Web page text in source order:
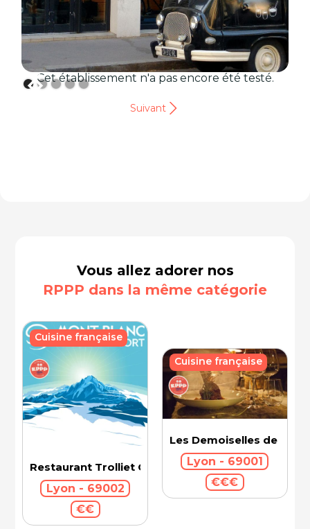
Cet établissement n'a pas encore été testé.
Suivant
Vous allez adorer nos
RPPP dans la même catégorie
Restaurant Trolliet Grand Hotel Dieu
Lyon - 69002
€€
Cuisine française
Les Demoiselles de
Lyon - 69001
€€€
Cuisine française